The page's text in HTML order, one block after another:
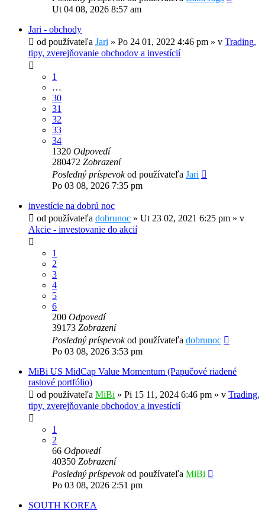
Ut 04 08, 2026 8:57 am
Jari - obchody
od používateľa Jari » Po 24 01, 2022 4:46 pm » v Trading,
tipy, zverejňovanie obchodov a investícií
1
…
30
31
32
33
34
1320 Odpovedí
280472 Zobrazení
Posledný príspevokod používateľa Jari
Po 03 08, 2026 7:35 pm
investície na dobrú noc
od používateľa dobrunoc » Ut 23 02, 2021 6:25 pm » v
Akcie - investovanie do akcií
1
2
3
4
5
6
200 Odpovedí
39173 Zobrazení
Posledný príspevokod používateľa dobrunoc
Po 03 08, 2026 3:53 pm
MiBi US MidCap Value Momentum (Papučové riadené
rastové portfólio)
od používateľa MiBi » Pi 15 11, 2024 6:46 pm » v Trading,
tipy, zverejňovanie obchodov a investícií
1
2
66 Odpovedí
40350 Zobrazení
Posledný príspevokod používateľa MiBi
Po 03 08, 2026 2:51 pm
SOUTH KOREA